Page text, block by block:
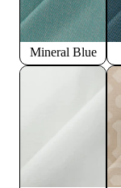
Mineral Blue